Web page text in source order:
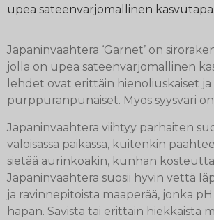
upea sateenvarjomallinen kasvutapa.
Japaninvaahtera ‘Garnet’ on
jolla on upea sateenvarjomallinen
lehdet ovat erittäin hienoliuskaiset ja
purppuranpunaiset. Myös syysväri
Japaninvaahtera viihtyy parhaiten
valoisassa paikassa, kuitenkin
sietää aurinkoakin, kunhan
Japaninvaahtera suosii hyvin vettä
ja ravinnepitoista maaperää, jonka
hapan. Savista tai erittäin hiekkaista